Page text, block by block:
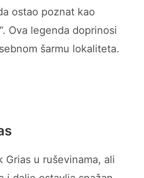
ostao poznat kao
Ova legenda doprinosi
šarmu lokaliteta.
Grias u ruševinama, ali